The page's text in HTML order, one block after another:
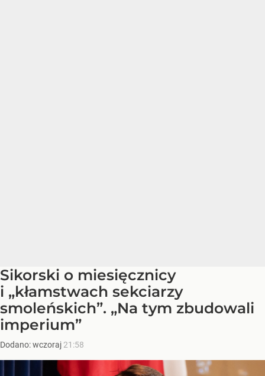
Sikorski o miesięcznicy
i „kłamstwach sekciarzy
smoleńskich”. „Na tym zbudowali
imperium”
Dodano:wczoraj 21:58